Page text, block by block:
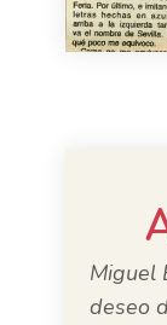
Miguel
deseo